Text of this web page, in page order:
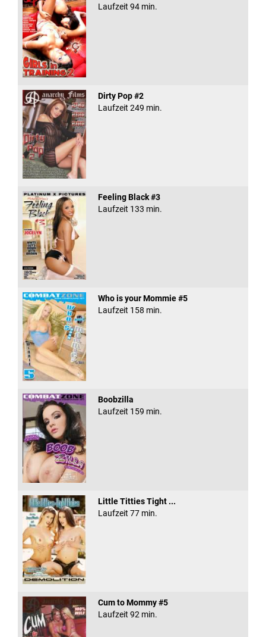
Laufzeit 94 min.
Dirty Pop #2
Laufzeit 249 min.
Feeling Black #3
Laufzeit 133 min.
Who is your Mommie #5
Laufzeit 158 min.
Boobzilla
Laufzeit 159 min.
Little Titties Tight ...
Laufzeit 77 min.
Cum to Mommy #5
Laufzeit 92 min.